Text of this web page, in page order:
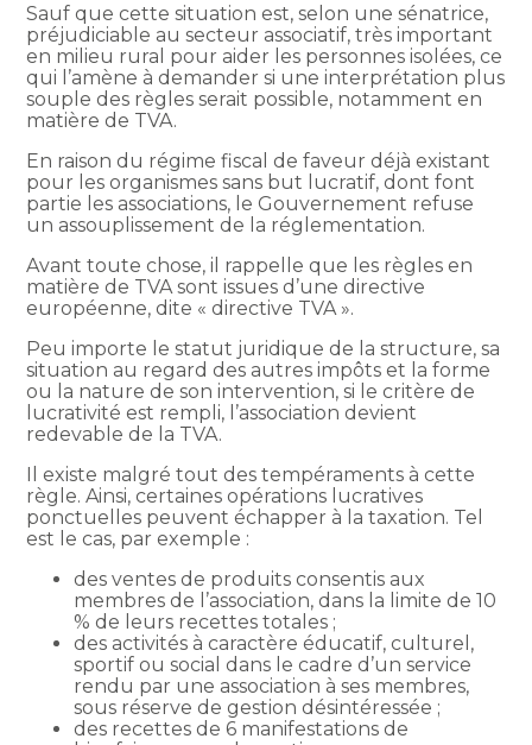
Sauf que cette situation est, selon une sénatrice,
préjudiciable au secteur associatif, très important
en milieu rural pour aider les personnes isolées, ce
qui l’amène à demander si une interprétation plus
souple des règles serait possible, notamment en
matière de TVA.
En raison du régime fiscal de faveur déjà existant
pour les organismes sans but lucratif, dont font
partie les associations, le Gouvernement refuse
un assouplissement de la réglementation.
Avant toute chose, il rappelle que les règles en
matière de TVA sont issues d’une directive
européenne, dite « directive TVA ».
Peu importe le statut juridique de la structure, sa
situation au regard des autres impôts et la forme
ou la nature de son intervention, si le critère de
lucrativité est rempli, l’association devient
redevable de la TVA.
Il existe malgré tout des tempéraments à cette
règle. Ainsi, certaines opérations lucratives
ponctuelles peuvent échapper à la taxation. Tel
est le cas, par exemple :
des ventes de produits consentis aux
membres de l’association, dans la limite de 10
% de leurs recettes totales ;
des activités à caractère éducatif, culturel,
sportif ou social dans le cadre d’un service
rendu par une association à ses membres,
sous réserve de gestion désintéressée ;
des recettes de 6 manifestations de